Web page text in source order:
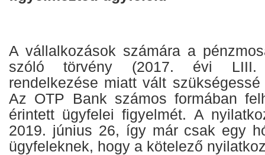
A vállalkozások számára a
szóló törvény (2017. évi LIII.
rendelkezése miatt vált
Az OTP Bank számos formában
érintett ügyfelei figyelmét. A
2019. június 26, így már csak egy
ügyfeleknek, hogy a kötelező